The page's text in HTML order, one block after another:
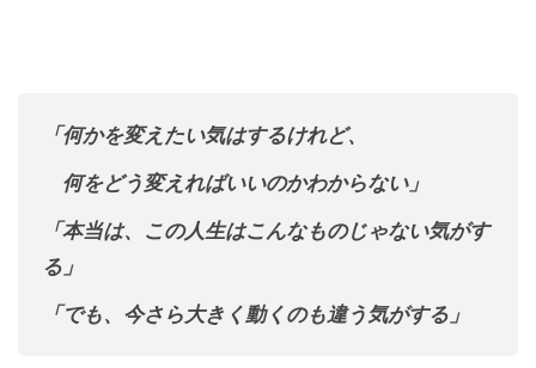
「何かを変えたい気はするけれど、
何をどう変えればいいのかわからない」
「本当は、 この人生はこんなものじゃない気がす
る」
「でも、今さら大きく動くのも違う気がする」